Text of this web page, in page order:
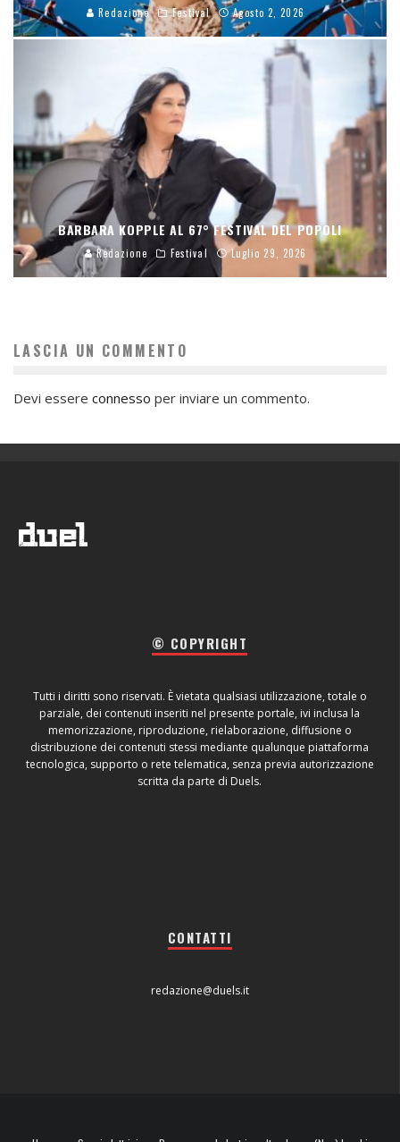
Redazione Festival Agosto 2, 2026
BARBARA KOPPLE AL 67° FESTIVAL DEL POPOLI
Redazione Festival Luglio 29, 2026
LASCIA UN COMMENTO
Devi essere connesso per inviare un commento.
© COPYRIGHT
Tutti i diritti sono riservati. È vietata qualsiasi utilizzazione, totale o
parziale, dei contenuti inseriti nel presente portale, ivi inclusa la
memorizzazione, riproduzione, rielaborazione, diffusione o
distribuzione dei contenuti stessi mediante qualunque piattaforma
tecnologica, supporto o rete telematica, senza previa autorizzazione
scritta da parte di Duels.
CONTATTI
redazione@duels.it